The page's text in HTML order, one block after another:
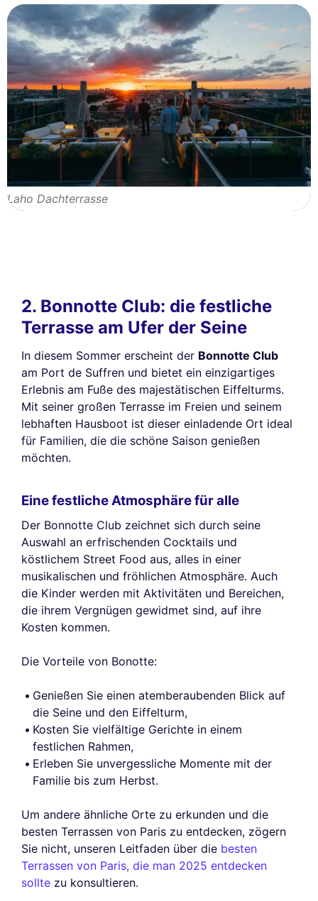
Laho Dachterrasse
2. Bonnotte Club: die festliche
Terrasse am Ufer der Seine
In diesem Sommer erscheint der Bonnotte Club
am Port de Suffren und bietet ein einzigartiges
Erlebnis am Fuße des majestätischen Eiffelturms.
Mit seiner großen Terrasse im Freien und seinem
lebhaften Hausboot ist dieser einladende Ort ideal
für Familien, die die schöne Saison genießen
möchten.
Eine festliche Atmosphäre für alle
Der Bonnotte Club zeichnet sich durch seine
Auswahl an erfrischenden Cocktails und
köstlichem Street Food aus, alles in einer
musikalischen und fröhlichen Atmosphäre. Auch
die Kinder werden mit Aktivitäten und Bereichen,
die ihrem Vergnügen gewidmet sind, auf ihre
Kosten kommen.
Die Vorteile von Bonotte:
Genießen Sie einen atemberaubenden Blick auf
die Seine und den Eiffelturm,
Kosten Sie vielfältige Gerichte in einem
festlichen Rahmen,
Erleben Sie unvergessliche Momente mit der
Familie bis zum Herbst.
Um andere ähnliche Orte zu erkunden und die
besten Terrassen von Paris zu entdecken, zögern
Sie nicht, unseren Leitfaden über die besten
Terrassen von Paris, die man 2025 entdecken
sollte zu konsultieren.